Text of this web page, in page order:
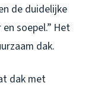
de duidelijke
soepel.” Het
dak.
dak met